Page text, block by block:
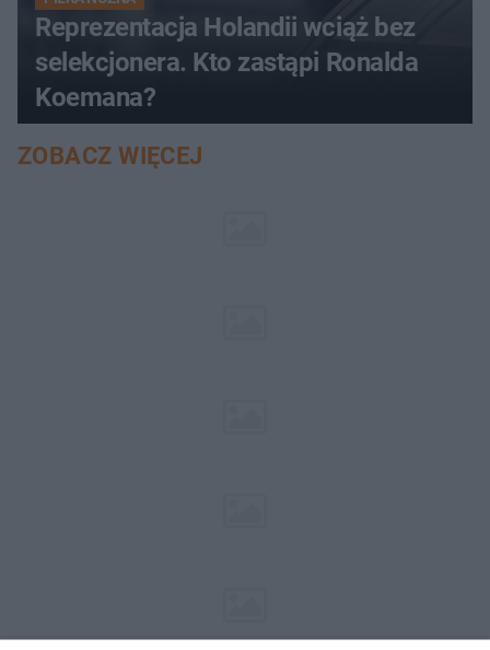
Reprezentacja Holandii wciąż bez
selekcjonera. Kto zastąpi Ronalda
Koemana?
ZOBACZ WIĘCEJ